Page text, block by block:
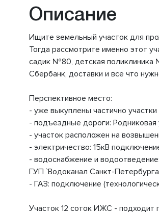
Описание
Ищите земельный участок для
Тогда рассмотрите именно этот
садик №80, детская поликлиника
Сбербанк, доставки и все что
Перспективное место:
- уже выкуплены частично
- подъездные дороги: Родниковая
- участок расположен на
- электричество: 15кВ
- водоснабжение и
ГУП `Водоканал Санкт-
- ГАЗ: подключение
Участок 12 соток ИЖС - подходит